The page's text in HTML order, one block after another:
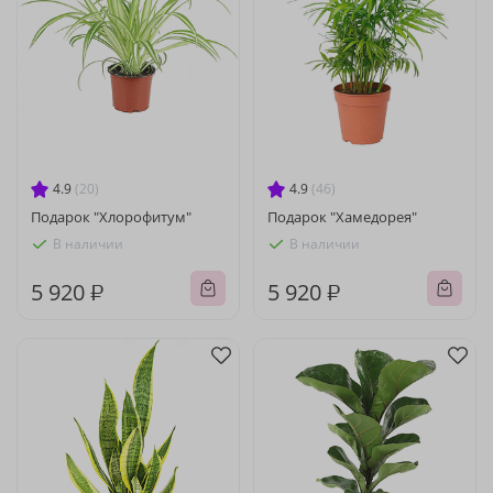
4.9 (20)
Подарок "Хлорофитум"
В наличии
5 920 ₽
4.9 (46)
Подарок "Хамедорея"
В наличии
5 920 ₽